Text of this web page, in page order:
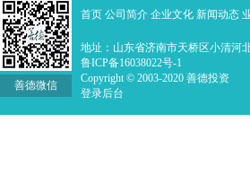
善德微信
首页 公司简介 企业文化 新闻动态
地址：山东省济南市天桥区小清河
鲁ICP备16038022号-1
Copyright © 2003-2020 善德投资
登录后台